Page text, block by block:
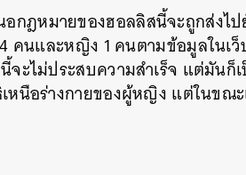
อกฎหมายของฮอลลิสนี้จะถูกส่งไ
คนและหญิง 1 คนตามข้อมูลในเ
ะไม่ประสบความสำเร็จ แต่มันก็
นือร่างกายของผู้หญิง แต่ในขณะ